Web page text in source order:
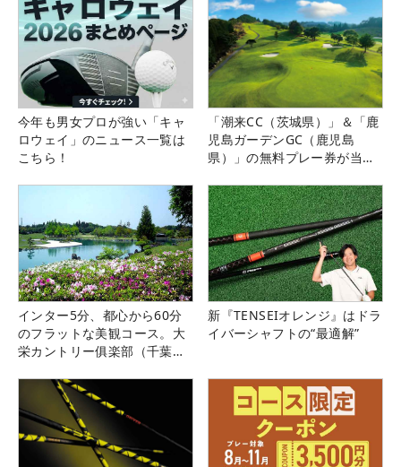
今年も男女プロが強い「キャ
ロウェイ」のニュース一覧は
こちら！
「潮来CC（茨城県）」＆「鹿
児島ガーデンGC（鹿児島
県）」の無料プレー券が当た
インター5分、都心から60分
のフラットな美観コース。大
栄カントリー俱楽部（千葉
新『TENSEIオレンジ』はドラ
イバーシャフトの“最適解”